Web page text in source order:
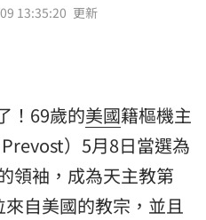
13:35:20 更新
！69歲的美國籍樞機主
）5月8日當選為
領袖，成為天主教第
自美國的教宗，並且